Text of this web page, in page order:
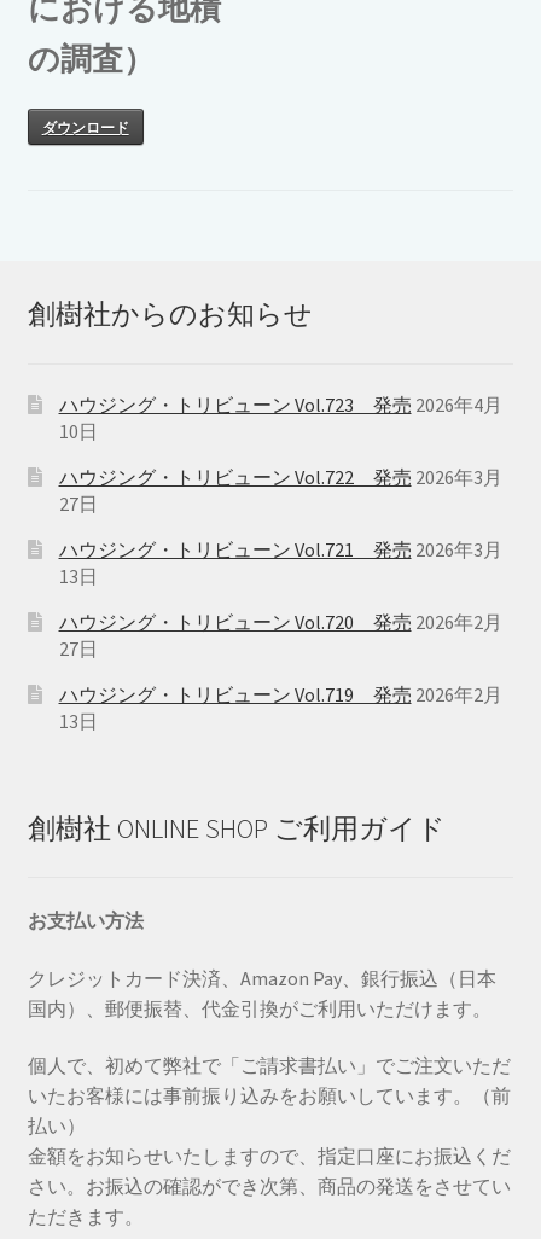
の調査）
ダウンロード
創樹社からのお知らせ
ハウジング・トリビューン Vol.723 発売 2026年4月
10日
ハウジング・トリビューン Vol.722 発売 2026年3月
27日
ハウジング・トリビューン Vol.721 発売 2026年3月
13日
ハウジング・トリビューン Vol.720 発売 2026年2月
27日
ハウジング・トリビューン Vol.719 発売 2026年2月
13日
創樹社 ONLINE SHOP ご利用ガイド
お支払い方法
クレジットカード決済、Amazon Pay、銀行振込（日本
国内）、郵便振替、代金引換がご利用いただけます。
個人で、初めて弊社で「ご請求書払い」でご注文いただ
いたお客様には事前振り込みをお願いしています。（前
払い）
金額をお知らせいたしますので、指定口座にお振込くだ
さい。お振込の確認ができ次第、商品の発送をさせてい
ただきます。